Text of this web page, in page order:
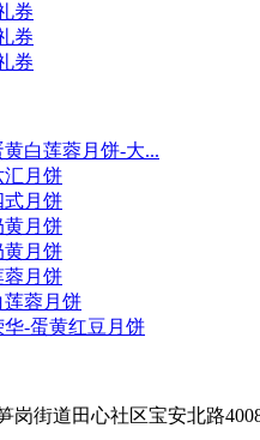
券
券
券
白莲蓉月饼-大...
汇月饼
式月饼
黄月饼
黄月饼
蓉月饼
莲蓉月饼
-蛋黄红豆月饼
岗街道田心社区宝安北路